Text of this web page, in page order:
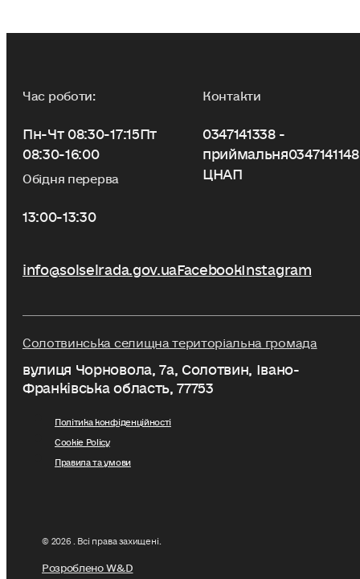
Час роботи:
Пн-Чт 08:30-17:15Пт
08:30-16:00
Обідня перерва
13:00-13:30
Контакти
0347141338 -
приймальня
ЦНАП
info@solselrada.gov.uaFacebookInstagram
Солотвинська селищна територіальна громада
вулиця Чорновола, 7a, Солотвин, Івано-
Франківська область, 77753
Політика конфіденційності
Cookie Policy
Правила та умови
© 2026 . Всі права захищені.
Розроблено W&D